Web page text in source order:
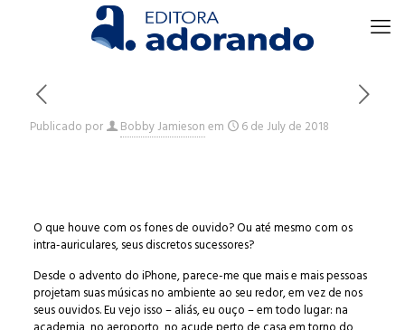
Publicado por Bobby Jamiesonem 6 de July de 2018
O que houve com os fones de ouvido? Ou até mesmo com os
intra-auriculares, seus discretos sucessores?
Desde o advento do iPhone, parece-me que mais e mais pessoas
projetam suas músicas no ambiente ao seu redor, em vez de nos
seus ouvidos. Eu vejo isso – aliás, eu ouço – em todo lugar: na